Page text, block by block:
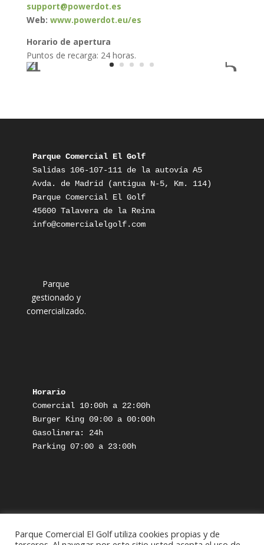
support@powerdot.es
Web: www.powerdot.eu/es
Horario de apertura
Puntos de recarga: 24 horas.
Parque Comercial El Golf
Salidas 106-107-111 de la autovía A5
Avda. de Madrid (antigua N-5, Km. 114)
Parque Comercial El Golf
45600 Talavera de la Reina
info@comercialelgolf.com
Parque
gestionado y
comercializado.
Horario
Comercial 10:00h a 22:00h
Burger King 09:00 a 00:00h
Gasolinera: 24h
Parking 07:00 a 23:00h
Parque Comercial El Golf utiliza cookies propias y de